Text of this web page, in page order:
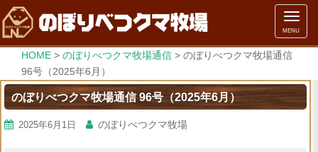
メ
ニ
ュ
MENU
HOME > のぼりべつクマ牧場通信 > のぼりべつクマ牧場通信
96号（2025年6月）
のぼりべつクマ牧場通信 96号（2025年6月）
2025年6月1日 のぼりべつクマ牧場